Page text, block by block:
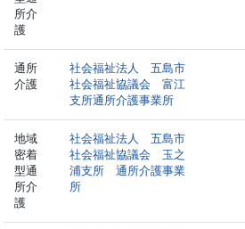
所介
護
通所
介護
社会福祉法人 五島市
社会福祉協議会 富江
支所通所介護事業所
地域
密着
型通
所介
護
社会福祉法人 五島市
社会福祉協議会 玉之
浦支所 通所介護事業
所